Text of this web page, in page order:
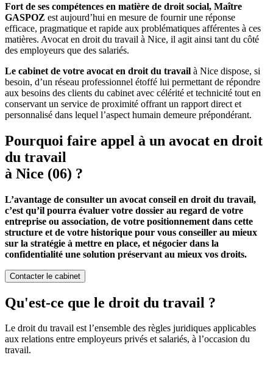
Fort de ses compétences en matière de droit social, Maître
GASPOZ est aujourd’hui en mesure de fournir une réponse
efficace, pragmatique et rapide aux problématiques afférentes à ces
matières. Avocat en droit du travail à Nice, il agit ainsi tant du côté
des employeurs que des salariés.
Le cabinet de votre avocat en droit du travail à Nice dispose, si
besoin, d’un réseau professionnel étoffé lui permettant de répondre
aux besoins des clients du cabinet avec célérité et technicité tout en
conservant un service de proximité offrant un rapport direct et
personnalisé dans lequel l’aspect humain demeure prépondérant.
Pourquoi faire appel à un avocat en droit
du travail
à Nice (06) ?
L’avantage de consulter un avocat conseil en droit du travail,
c’est qu’il pourra évaluer votre dossier au regard de votre
entreprise ou association, de votre positionnement dans cette
structure et de votre historique pour vous conseiller au mieux
sur la stratégie à mettre en place, et négocier dans la
confidentialité une solution préservant au mieux vos droits.
Contacter le cabinet
Qu'est-ce que le droit du travail ?
Le droit du travail est l’ensemble des règles juridiques applicables
aux relations entre employeurs privés et salariés, à l’occasion du
travail.